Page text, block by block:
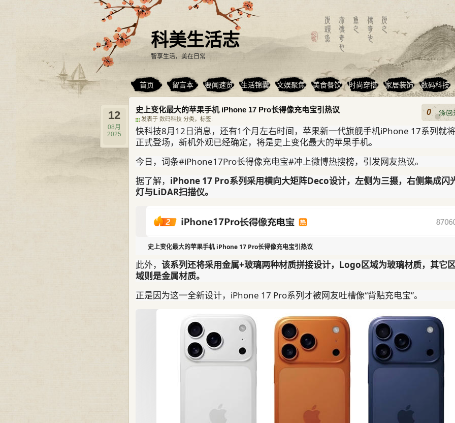
科美生活志
智享生活，美在日常
首页 留言本 要闻速览 生活锦囊 文娱聚焦 美食餐饮 时尚穿搭 家居装饰 数码科技
史上变化最大的苹果手机 iPhone 17 Pro长得像充电宝引热议
发表于 数码科技 分类，标签:
12
08月
2025
0
快科技8月12日消息，还有1个月左右时间，苹果新一代旗舰手机iPhone 17系列就将
正式登场，新机外观已经确定，将是史上变化最大的苹果手机。
今日，词条#iPhone17Pro长得像充电宝#冲上微博热搜榜，引发网友热议。
据了解， iPhone 17 Pro系列采用横向大矩阵Deco设计，左侧为三摄，右侧集成闪
灯与LiDAR扫描仪。
史上变化最大的苹果手机 iPhone 17 Pro长得像充电宝引热议
此外， 该系列还将采用金属+玻璃两种材质拼接设计，Logo区域为玻璃材质，其它
域则是金属材质。
正是因为这一全新设计，iPhone 17 Pro系列才被网友吐槽像“背贴充电宝”。